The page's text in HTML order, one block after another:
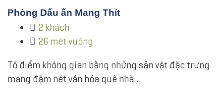
Phòng Dấu ấn Mang Thít
2 khách
26 mét vuông
Tô điểm không gian bằng những sản vật đặc trưng
mang đậm nét văn hóa quê nhà…